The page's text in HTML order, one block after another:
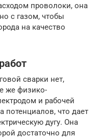
проволоки, она
с газом, чтобы
на качество
сварки нет,
же физико-
и рабочей
потенциалов, что дает
дугу. Она
достаточно для